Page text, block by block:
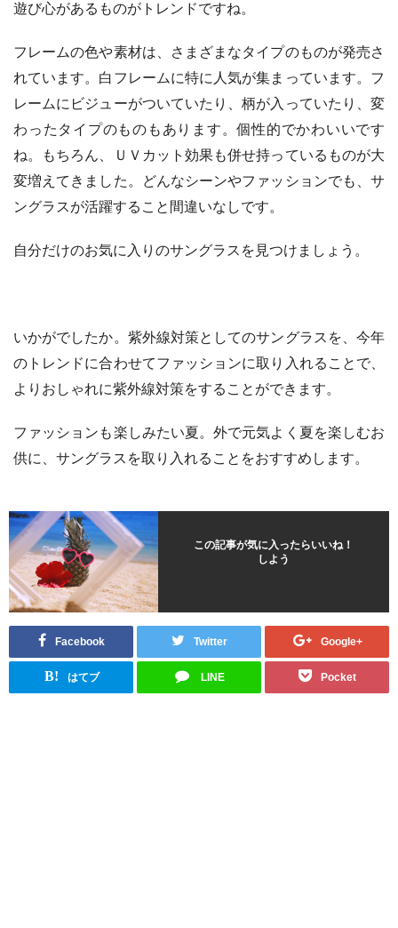
遊び心があるものがトレンドですね。
フレームの色や素材は、さまざまなタイプのものが発売さ
れています。白フレームに特に人気が集まっています。フ
レームにビジューがついていたり、柄が入っていたり、変
わったタイプのものもあります。個性的でかわいいです
ね。もちろん、ＵＶカット効果も併せ持っているものが大
変増えてきました。どんなシーンやファッションでも、サ
ングラスが活躍すること間違いなしです。
自分だけのお気に入りのサングラスを見つけましょう。
いかがでしたか。紫外線対策としてのサングラスを、今年
のトレンドに合わせてファッションに取り入れることで、
よりおしゃれに紫外線対策をすることができます。
ファッションも楽しみたい夏。外で元気よく夏を楽しむお
供に、サングラスを取り入れることをおすすめします。
この記事が気に入ったらいいね！
しよう
Facebook Twitter Google+
B! はてブ LINE Pocket